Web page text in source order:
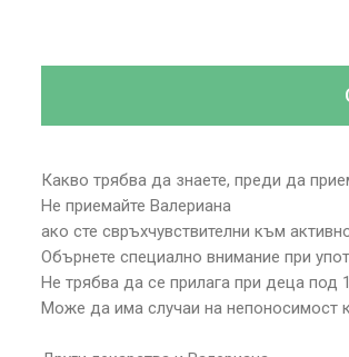
Какво трябва да знаете, преди да
Не приемайте Валериана
ако сте свръхчувствителни към
Обърнете специално внимание при
Не трябва да се прилага при деца под
Може да има случаи на непоносимост